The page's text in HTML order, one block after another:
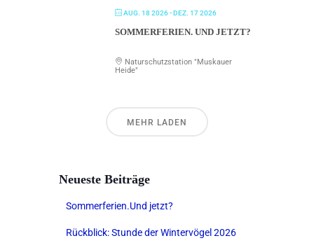
AUG. 18 2026- DEZ. 17 2026
SOMMERFERIEN. UND JETZT?
Naturschutzstation "Muskauer
Heide"
MEHR LADEN
Neueste Beiträge
Sommerferien.Und jetzt?
Rückblick: Stunde der Wintervögel 2026